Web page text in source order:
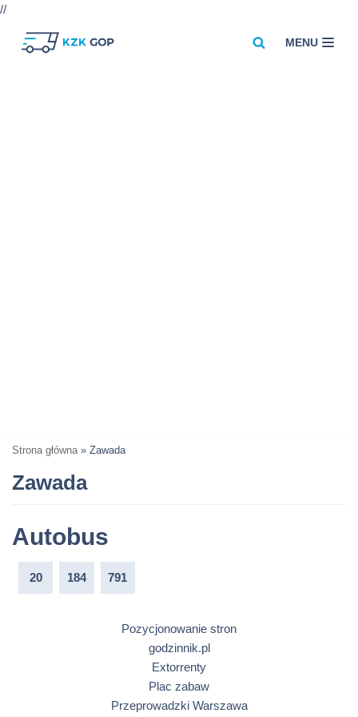
//
MENU
Strona główna » Zawada
Zawada
Autobus
20 184 791
Pozycjonowanie stron
godzinnik.pl
Extorrenty
Plac zabaw
Przeprowadzki Warszawa